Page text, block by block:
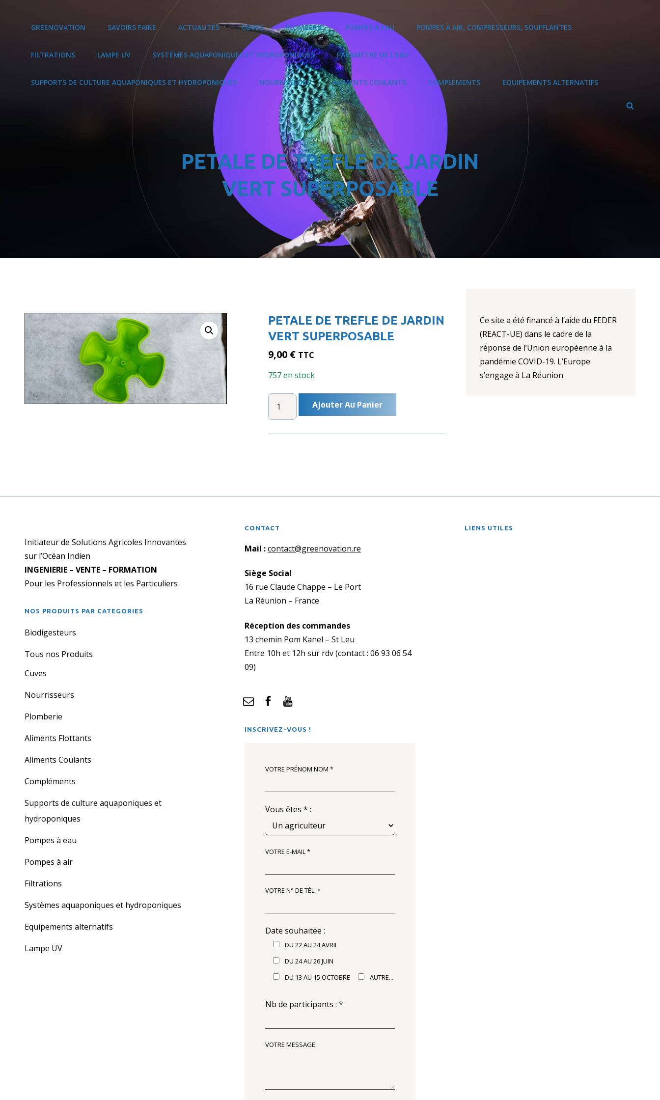
GREENOVATION SAVOIRS FAIRE ACTUALITÉS CUVES PLOMBERIE POMPES À EAU POMPES À AIR, COMPRESSEURS, SOUFFLANTES
FILTRATIONS LAMPE UV SYSTÈMES AQUAPONIQUES ET HYDROPONIQUES PARAMÈTRE DE L’EAU
SUPPORTS DE CULTURE AQUAPONIQUES ET HYDROPONIQUES NOURRISSEURS ALIMENTS COULANTS COMPLÉMENTS EQUIPEMENTS ALTERNATIFS
PETALE DE TREFLE DE JARDIN
VERT SUPERPOSABLE
PETALE DE TREFLE DE JARDIN
VERT SUPERPOSABLE
9,00 € TTC
757 en stock
QUANTITÉ
PETALE
Ajouter Au Panier
Ce site a été financé à l’aide du FEDER
(REACT-UE) dans le cadre de la
réponse de l’Union européenne à la
pandémie COVID-19. L’Europe
s’engage à La Réunion.
Initiateur de Solutions Agricoles Innovantes
sur l’Océan Indien
INGENIERIE – VENTE – FORMATION
Pour les Professionnels et les Particuliers
NOS PRODUITS PAR CATEGORIES
Biodigesteurs
Tous nos Produits
Cuves
Nourrisseurs
Plomberie
Aliments Flottants
Aliments Coulants
Compléments
Supports de culture aquaponiques et
hydroponiques
Pompes à eau
Pompes à air
Filtrations
Systèmes aquaponiques et hydroponiques
Equipements alternatifs
Lampe UV
CONTACT
Mail :contact@greenovation.re
Siège Social
16 rue Claude Chappe – Le Port
La Réunion – France
Réception des commandes
13 chemin Pom Kanel – St Leu
Entre 10h et 12h sur rdv (contact : 06 93 06 54
09)
mail FacebookYouTube
INSCRIVEZ-VOUS !
VOTRE PRÉNOM NOM *
Vous êtes * :
VOTRE E-MAIL *
VOTRE N° DE TÉL. *
Date souhaitée :
DU 22 AU 24 AVRIL
DU 24 AU 26 JUIN
DU 13 AU 15 OCTOBRE
AUTRE...
Nb de participants : *
VOTRE MESSAGE
LIENS UTILES